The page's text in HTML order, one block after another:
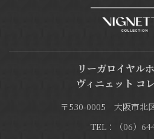
リーガロイヤル
ヴィニェット コ
〒530-0005 大阪市北
TEL：（06）